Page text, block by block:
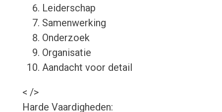
Leiderschap
Samenwerking
Onderzoek
Organisatie
Aandacht voor detail
< />
Harde Vaardigheden: